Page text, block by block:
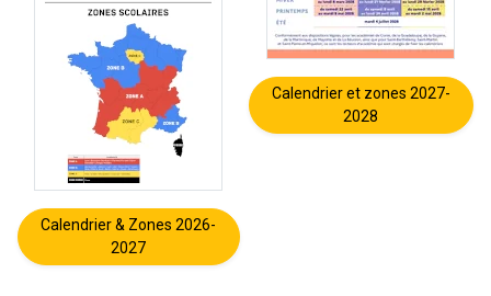
Calendrier & Zones 2026-
2027
Calendrier et zones 2027-
2028